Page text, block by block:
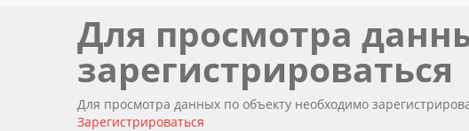
Для просмотра
зарегистрироваться
Для просмотра данных по объекту необходимо
Зарегистрироваться